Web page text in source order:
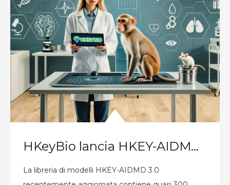
HKeyBio lancia HKEY-AIDMD 3.0, una piattaforma di prossima generazione per risolvere la sfida più difficile nello sviluppo di farmaci autoimmuni e allergici: ottimizzazione delle strategie di combinazione multi-target
La libreria di modelli HKEY-AIDMD 3.0